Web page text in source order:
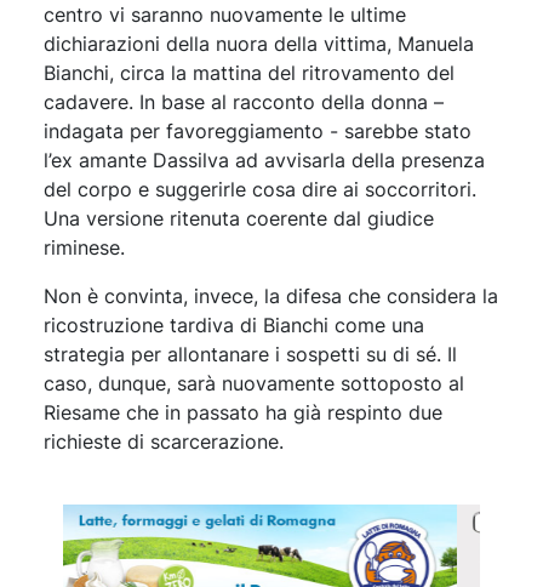
centro vi saranno nuovamente le ultime
dichiarazioni della nuora della vittima, Manuela
Bianchi, circa la mattina del ritrovamento del
cadavere. In base al racconto della donna –
indagata per favoreggiamento - sarebbe stato
l’ex amante Dassilva ad avvisarla della presenza
del corpo e suggerirle cosa dire ai soccorritori.
Una versione ritenuta coerente dal giudice
riminese.
Non è convinta, invece, la difesa che considera la
ricostruzione tardiva di Bianchi come una
strategia per allontanare i sospetti su di sé. Il
caso, dunque, sarà nuovamente sottoposto al
Riesame che in passato ha già respinto due
richieste di scarcerazione.